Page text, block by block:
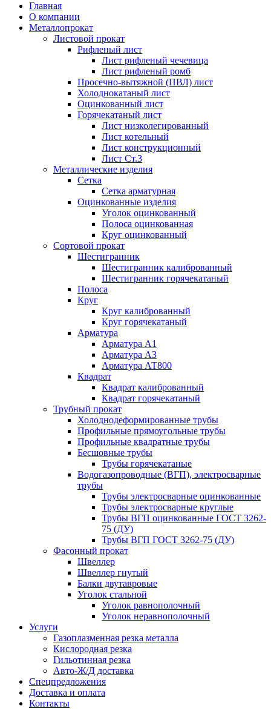
Главная
О компании
Металлопрокат
Листовой прокат
Рифленый лист
Лист рифленый чечевица
Лист рифленый ромб
Просечно-вытяжной (ПВЛ) лист
Холоднокатаный лист
Оцинкованный лист
Горячекатаный лист
Лист низколегированный
Лист котельный
Лист конструкционный
Лист Ст.3
Металлические изделия
Сетка
Сетка арматурная
Оцинкованные изделия
Уголок оцинкованный
Полоса оцинкованная
Круг оцинкованный
Сортовой прокат
Шестигранник
Шестигранник калиброванный
Шестигранник горячекатаный
Полоса
Круг
Круг калиброванный
Круг горячекатаный
Арматура
Арматура А1
Арматура А3
Арматура АТ800
Квадрат
Квадрат калиброванный
Квадрат горячекатаный
Трубный прокат
Холоднодеформированные трубы
Профильные прямоугольные трубы
Профильные квадратные трубы
Бесшовные трубы
Трубы горячекатаные
Водогазопроводные (ВГП), электросварные
трубы
Трубы электросварные оцинкованные
Трубы электросварные круглые
Трубы ВГП оцинкованные ГОСТ 3262-
75 (ДУ)
Трубы ВГП ГОСТ 3262-75 (ДУ)
Фасонный прокат
Швеллер
Швеллер гнутый
Балки двутавровые
Уголок стальной
Уголок равнополочный
Уголок неравнополочный
Услуги
Газоплазменная резка металла
Кислородная резка
Гильотинная резка
Авто-Ж/Д доставка
Спецпредложения
Доставка и оплата
Контакты